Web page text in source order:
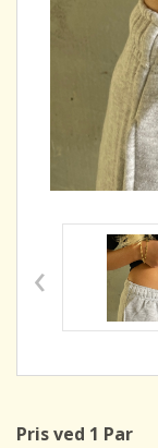
‹
Pris ved 1 Par